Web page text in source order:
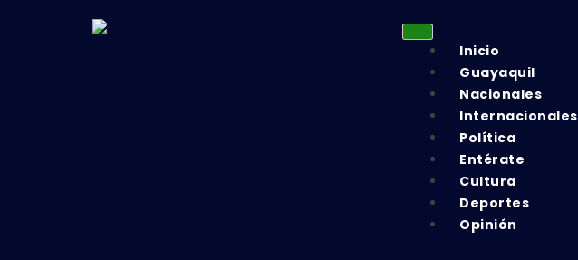
Inicio
Guayaquil
Nacionales
Internacionales
Política
Entérate
Cultura
Deportes
Opinión